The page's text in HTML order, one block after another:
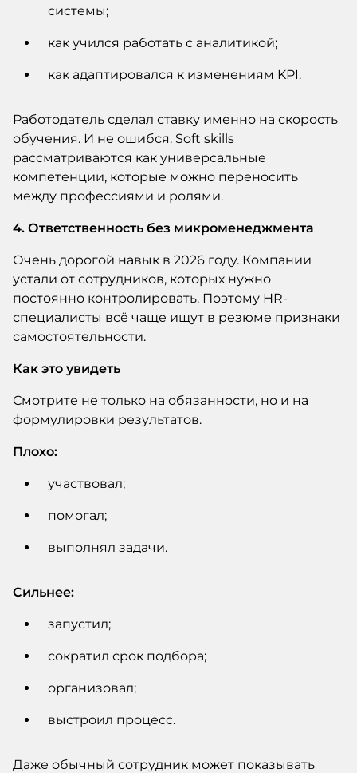
системы;
как учился работать с аналитикой;
как адаптировался к изменениям KPI.
Работодатель сделал ставку именно на скорость
обучения. И не ошибся. Soft skills
рассматриваются как универсальные
компетенции, которые можно переносить
между профессиями и ролями.
4. Ответственность без микроменеджмента
Очень дорогой навык в 2026 году. Компании
устали от сотрудников, которых нужно
постоянно контролировать. Поэтому HR-
специалисты всё чаще ищут в резюме признаки
самостоятельности.
Как это увидеть
Смотрите не только на обязанности, но и на
формулировки результатов.
Плохо:
участвовал;
помогал;
выполнял задачи.
Сильнее:
запустил;
сократил срок подбора;
организовал;
выстроил процесс.
Даже обычный сотрудник может показывать